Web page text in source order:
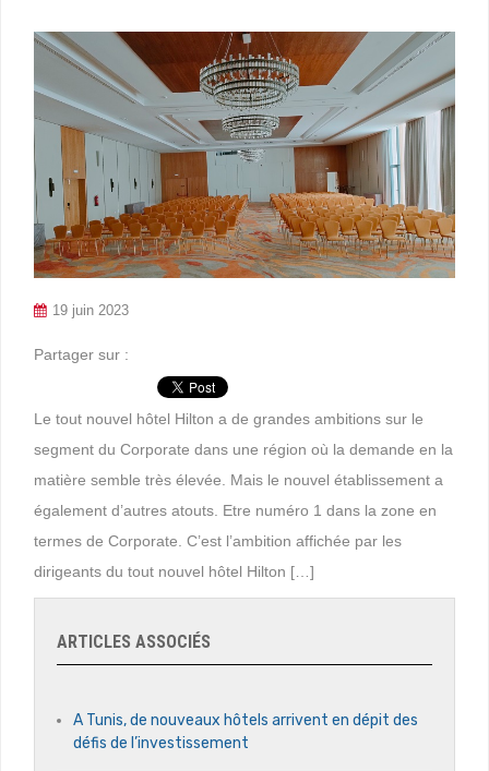
19 juin 2023
Partager sur :
Le tout nouvel hôtel Hilton a de grandes ambitions sur le
segment du Corporate dans une région où la demande en la
matière semble très élevée. Mais le nouvel établissement a
également d’autres atouts. Etre numéro 1 dans la zone en
termes de Corporate. C’est l’ambition affichée par les
dirigeants du tout nouvel hôtel Hilton […]
ARTICLES ASSOCIÉS
A Tunis, de nouveaux hôtels arrivent en dépit des
défis de l’investissement